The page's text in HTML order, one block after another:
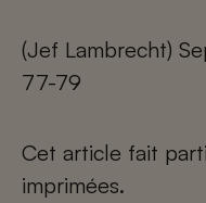
(Jef Lambrecht)
77-79
Cet article fait
imprimées.